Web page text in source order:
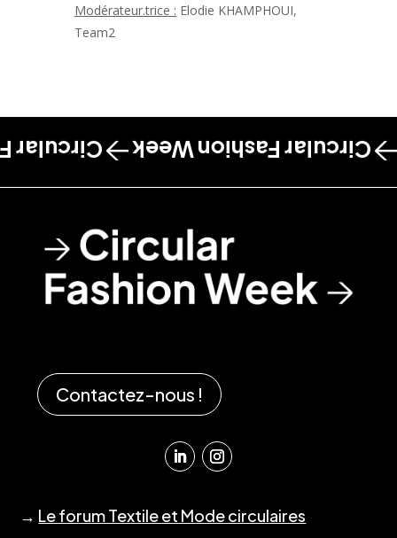
Modérateur.trice : Elodie KHAMPHOUI,
Team2
Circular Fashion Week
Week
Contactez-nous !
→ Le forum Textile et Mode circulaires